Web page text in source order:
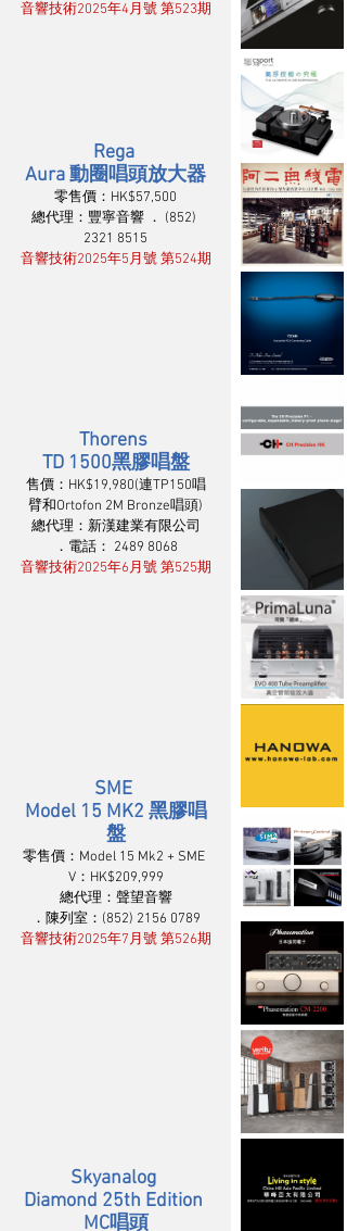
音響技術2025年4月號 第523期
Rega
Aura 動圈唱頭放大器
零售價：HK$57,500
總代理：豐寧音響 ． (852)
2321 8515
音響技術2025年5月號 第524期
Thorens
TD 1500黑膠唱盤
售價：HK$19,980(連TP150唱
臂和Ortofon 2M Bronze唱頭)
總代理：新漢建業有限公司
．電話： 2489 8068
音響技術2025年6月號 第525期
SME
Model 15 MK2 黑膠唱
盤
零售價：Model 15 Mk2 + SME
V：HK$209,999
總代理：聲望音響
．陳列室：(852) 2156 0789
音響技術2025年7月號 第526期
Skyanalog
Diamond 25th Edition
MC唱頭